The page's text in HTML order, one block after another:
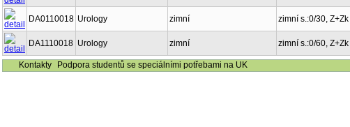
DA0110018 Urology zimní zimní s.:0/30, Z+Zk
DA1110018 Urology zimní zimní s.:0/60, Z+Zk
Kontakty
Podpora studentů se speciálními potřebami na UK